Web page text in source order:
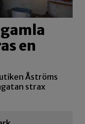
en
Åströms
strax